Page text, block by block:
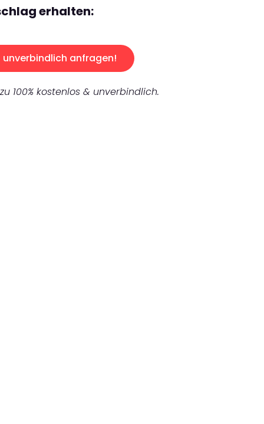
erhalten:
unverbindlich anfragen!
100% kostenlos & unverbindlich.